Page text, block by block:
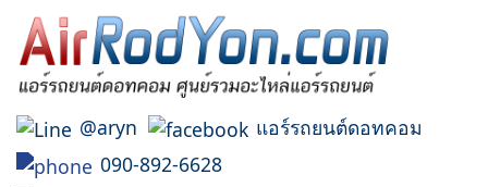
@aryn
แอร์รถยนต์ดอทคอม
090-892-6628